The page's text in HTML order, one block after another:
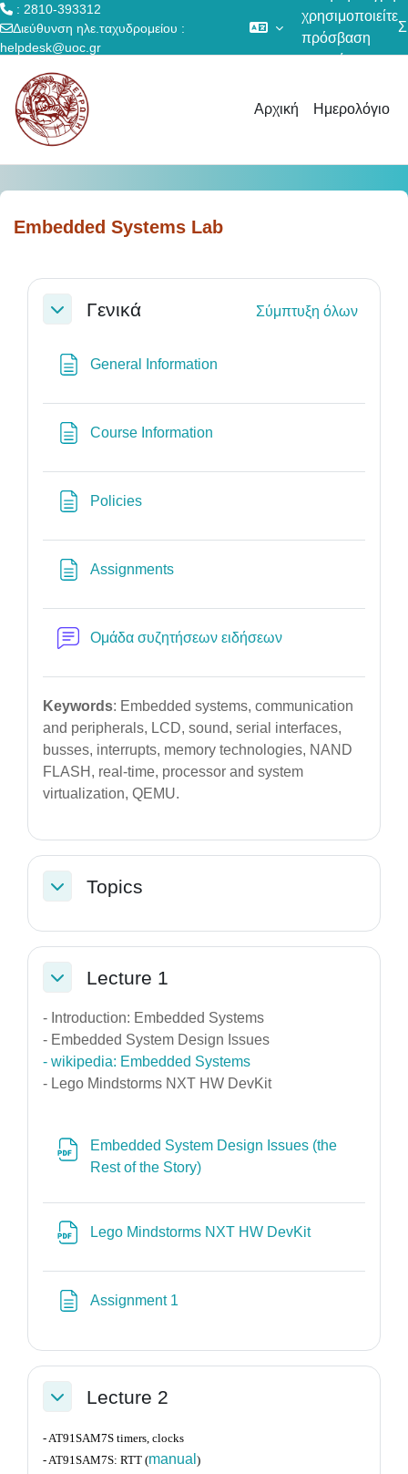
: 2810-393312
Διεύθυνση ηλε.ταχυδρομείου :
helpdesk@uoc.gr
χρησιμοποιείτε
πρόσβαση
επισκέπτη
Αρχική Ημερολόγιο
Embedded Systems Lab
Section outline
Σύμπτυξη
Γενικά Σύμπτυξη όλων
General Information
Course Information
PoliciesΣελίδα
AssignmentsΣελίδα
Ομάδα συζητήσεων ειδήσεων
Keywords: Embedded systems, communication
and peripherals, LCD, sound, serial interfaces,
busses, interrupts, memory technologies, NAND
FLASH, real-time, processor and system
virtualization, QEMU.
Σύμπτυξη
Topics
Σύμπτυξη
Lecture 1
- Introduction: Embedded Systems
- Embedded System Design Issues
- wikipedia: Embedded Systems
- Lego Mindstorms NXT HW DevKit
Embedded System Design Issues (the
Rest of the Story)
Lego Mindstorms NXT HW DevKit
Assignment 1
Σύμπτυξη
Lecture 2
- AT91SAM7S timers, clocks
- AT91SAM7S: RTT (manual )